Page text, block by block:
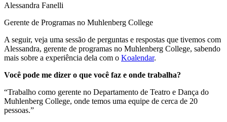
Alessandra Fanelli
Gerente de Programas no Muhlenberg College
A seguir, veja uma sessão de perguntas e respostas que tivemos com
Alessandra, gerente de programas no Muhlenberg College, sabendo
mais sobre a experiência dela com o Koalendar.
Você pode me dizer o que você faz e onde trabalha?
“Trabalho como gerente no Departamento de Teatro e Dança do
Muhlenberg College, onde temos uma equipe de cerca de 20
pessoas.”